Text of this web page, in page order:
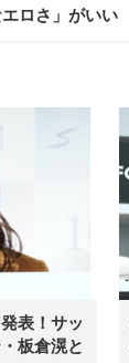
ロさ」がいい
表！サッ
板倉滉と